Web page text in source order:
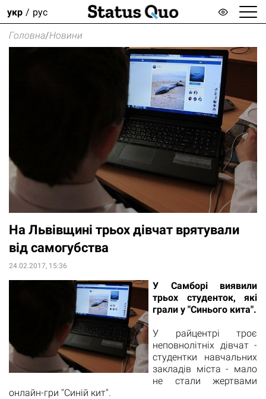
укр рус
Головна/Новини
На Львівщині трьох дівчат врятували
від самогубства
24.02.2017, 15:36
​У Самборі виявили
трьох студенток, які
грали у "Синього кита".
У райцентрі троє
неповнолітніх дівчат -
студентки навчальних
закладів міста - мало
не стали жертвами
онлайн-гри "Синій кит".